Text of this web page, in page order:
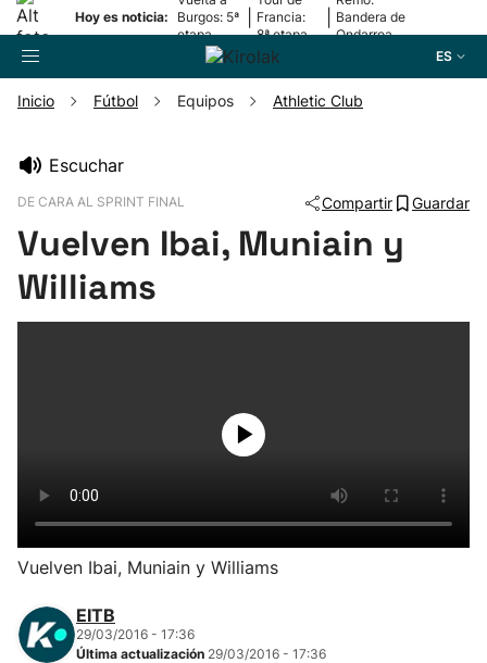
Hoy es noticia:
Burgos: 5ª
etapa
Francia:
8ª etapa
Bandera de
Ondarroa
ES
Pelota
Herri-kirolak
Balonmano
Kirolak 360
Inicio Fútbol Equipos Athletic Club
Escuchar
DE CARA AL SPRINT FINAL Compartir Guardar
Vuelven Ibai, Muniain y
Williams
Vuelven Ibai, Muniain y Williams
EITB
29/03/2016 - 17:36
Última actualización 29/03/2016 - 17:36